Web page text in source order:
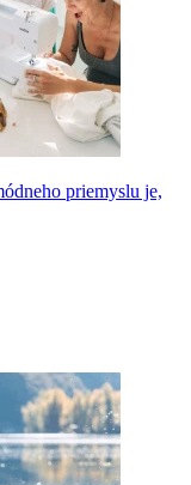
priemyslu je,